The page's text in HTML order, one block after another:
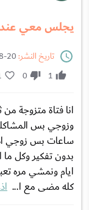
يجلس معي عند
تاريخ النشر:
1
0
انا فتاة متزوجة
وزوجي بس
ساعات بس زوجي
بدون تفكير وكل
ايام ونمشي مره
كله مضى مع ا...